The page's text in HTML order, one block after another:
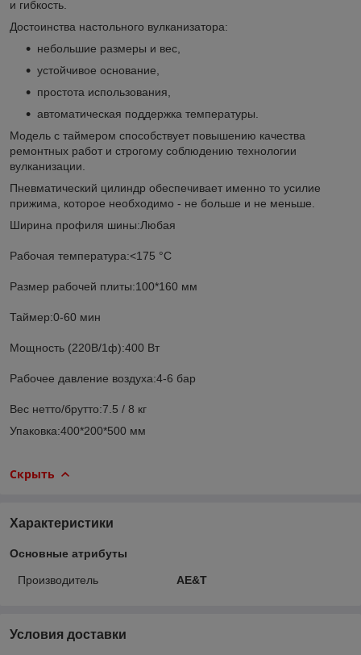
и гибкость.
Достоинства настольного вулканизатора:
небольшие размеры и вес,
устойчивое основание,
простота использования,
автоматическая поддержка температуры.
Модель с таймером способствует повышению качества
ремонтных работ и строгому соблюдению технологии
вулканизации.
Пневматический цилиндр обеспечивает именно то усилие
прижима, которое необходимо - не больше и не меньше.
Ширина профиля шины:Любая
Рабочая температура:<175 °С
Размер рабочей плиты:100*160 мм
Таймер:0-60 мин
Мощность (220В/1ф):400 Вт
Рабочее давление воздуха:4-6 бар
Вес нетто/брутто:7.5 / 8 кг
Упаковка:400*200*500 мм
Скрыть
Характеристики
Основные атрибуты
Производитель AE&T
Условия доставки